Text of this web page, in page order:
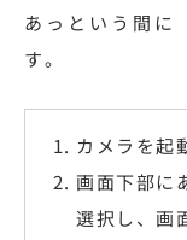
あっという間に
す。
カメラを起
画面下部に
選択し、画